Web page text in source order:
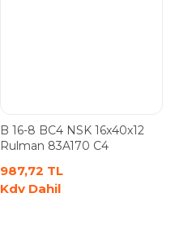
B 16-8 BC4 NSK 16x40x12
Rulman 83A170 C4
987,72 TL
Kdv Dahil